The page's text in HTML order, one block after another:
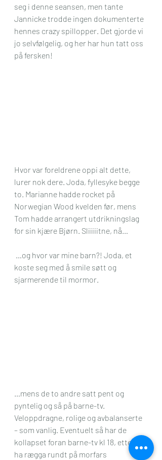
seg i denne seansen, men tante
Jannicke trodde ingen dokumenterte
hennes crazy spillopper. Det gjorde vi
jo selvfølgelig, og her har hun tatt oss
på fersken!
Hvor var foreldrene oppi alt dette,
lurer nok dere. Joda, fyllesyke begge
to. Marianne hadde rocket på
Norwegian Wood kvelden før, mens
Tom hadde arrangert utdrikningslag
for sin kjære Bjørn. Sliiiiitne, nå…
koste seg med å smile søtt og
sjarmerende til mormor.
…mens de to andre satt pent og
pyntelig og så på barne-tv.
Veloppdragne, rolige og avbalanserte
– som vanlig. Eventuelt så har de
kollapset foran barne-tv kl 18, etter å
ha rægga rundt på morfars